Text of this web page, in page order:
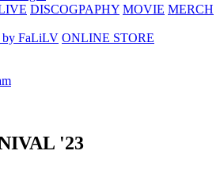
DISCOGPAPHY MOVIE MERCH
FaLiLV ONLINE STORE
'23